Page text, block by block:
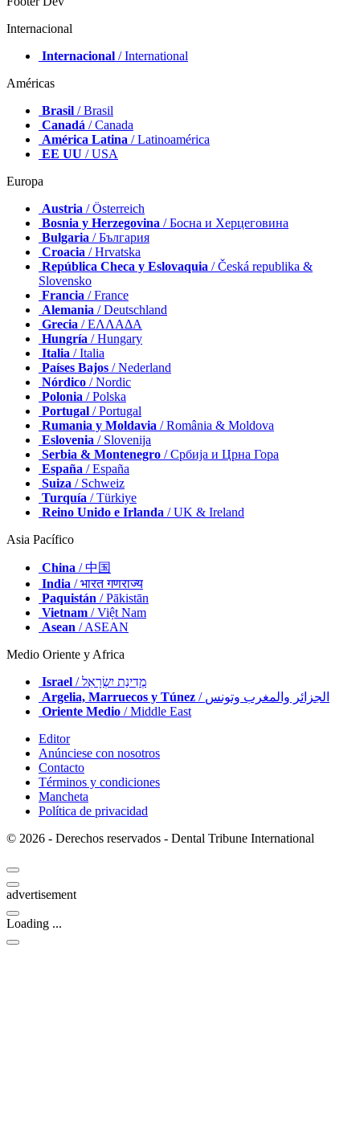
Internacional
Internacional / International
Américas
Brasil / Brasil
Canadá / Canada
América Latina / Latinoamérica
EE UU / USA
Europa
Austria / Österreich
Bosnia y Herzegovina / Босна и Херцеговина
Bulgaria / България
Croacia / Hrvatska
República Checa y Eslovaquia / Česká republika &
Slovensko
Francia / France
Alemania / Deutschland
Grecia / ΕΛΛΑΔΑ
Hungría / Hungary
Italia / Italia
Países Bajos / Nederland
Nórdico / Nordic
Polonia / Polska
Portugal / Portugal
Rumania y Moldavia / România & Moldova
Eslovenia / Slovenija
Serbia & Montenegro / Србија и Црна Гора
España / España
Suiza / Schweiz
Turquía / Türkiye
Reino Unido e Irlanda / UK & Ireland
Asia Pacífico
China / 中国
India / भारत गणराज्य
Paquistán / Pākistān
Vietnam / Việt Nam
Asean / ASEAN
Medio Oriente y Africa
Israel
/ מְדִינַת יִשְׂרָאֵל
Argelia, Marruecos y Túnez
/ الجزائر والمغرب وتونس
Oriente Medio / Middle East
Editor
Anúnciese con nosotros
Contacto
Términos y condiciones
Mancheta
Política de privacidad
© 2026 - Derechos reservados - Dental Tribune International
advertisement
Loading ...